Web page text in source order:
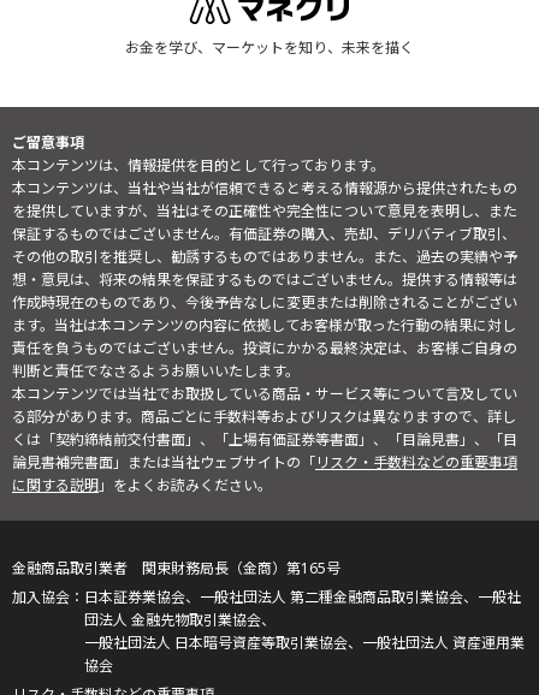
お金を学び、マーケットを知り、未来を描く
ご留意事項
本コンテンツは、情報提供を目的として行っております。
本コンテンツは、当社や当社が信頼できると考える情報源から提供されたもの
を提供していますが、当社はその正確性や完全性について意見を表明し、また
保証するものではございません。有価証券の購入、売却、デリバティブ取引、
その他の取引を推奨し、勧誘するものではありません。また、過去の実績や予
想・意見は、将来の結果を保証するものではございません。提供する情報等は
作成時現在のものであり、今後予告なしに変更または削除されることがござい
ます。当社は本コンテンツの内容に依拠してお客様が取った行動の結果に対し
責任を負うものではございません。投資にかかる最終決定は、お客様ご自身の
判断と責任でなさるようお願いいたします。
本コンテンツでは当社でお取扱している商品・サービス等について言及してい
る部分があります。商品ごとに手数料等およびリスクは異なりますので、詳し
くは「契約締結前交付書面」、「上場有価証券等書面」、「目論見書」、「目
論見書補完書面」または当社ウェブサイトの「リスク・手数料などの重要事項
に関する説明」をよくお読みください。
金融商品取引業者 関東財務局長（金商）第165号
日本証券業協会、一般社団法人 第二種金融商品取引業協会、一般社
団法人 金融先物取引業協会、
一般社団法人 日本暗号資産等取引業協会、一般社団法人 資産運用業
協会